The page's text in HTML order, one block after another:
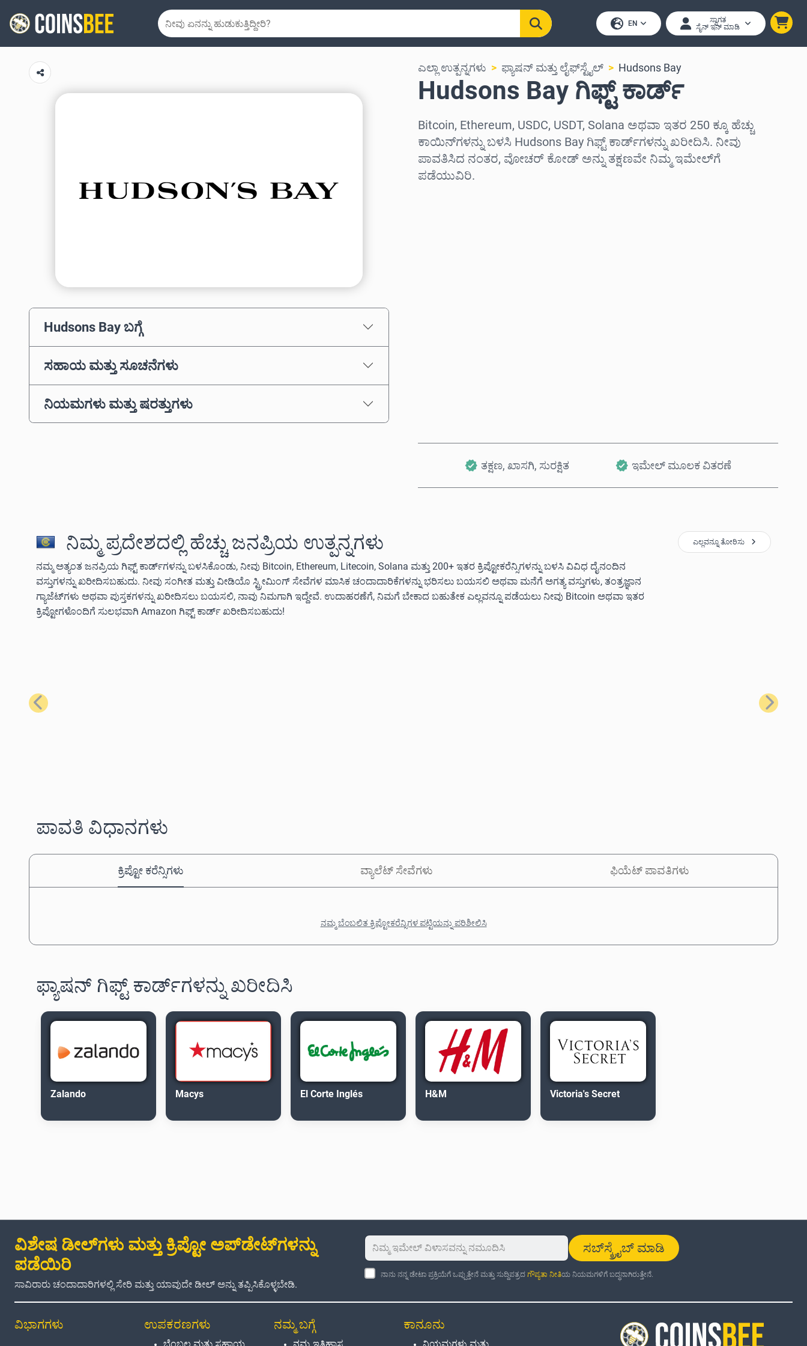
EN
ಸ್ವಾಗತ
ಸೈನ್ ಇನ್ ಮಾಡಿ
Hudsons Bay ಬಗ್ಗೆ
ಸಹಾಯ ಮತ್ತು ಸೂಚನೆಗಳು
ನಿಯಮಗಳು ಮತ್ತು ಷರತ್ತುಗಳು
ಎಲ್ಲಾ ಉತ್ಪನ್ನಗಳು ಫ್ಯಾಷನ್ ಮತ್ತು ಲೈಫ್‌ಸ್ಟೈಲ್ Hudsons Bay
Hudsons Bay ಗಿಫ್ಟ್ ಕಾರ್ಡ್
Bitcoin, Ethereum, USDC, USDT, Solana ಅಥವಾ ಇತರ 250 ಕ್ಕೂ ಹೆಚ್ಚು
ಕಾಯಿನ್‌ಗಳನ್ನು ಬಳಸಿ Hudsons Bay ಗಿಫ್ಟ್ ಕಾರ್ಡ್‌ಗಳನ್ನು ಖರೀದಿಸಿ. ನೀವು
ಪಾವತಿಸಿದ ನಂತರ, ವೋಚರ್ ಕೋಡ್ ಅನ್ನು ತಕ್ಷಣವೇ ನಿಮ್ಮ ಇಮೇಲ್‌ಗೆ
ಪಡೆಯುವಿರಿ.
ತಕ್ಷಣ, ಖಾಸಗಿ, ಸುರಕ್ಷಿತ ಇಮೇಲ್ ಮೂಲಕ ವಿತರಣೆ
ನಿಮ್ಮ ಪ್ರದೇಶದಲ್ಲಿ ಹೆಚ್ಚು ಜನಪ್ರಿಯ ಉತ್ಪನ್ನಗಳು
ನಮ್ಮ ಅತ್ಯಂತ ಜನಪ್ರಿಯ ಗಿಫ್ಟ್ ಕಾರ್ಡ್‌ಗಳನ್ನು ಬಳಸಿಕೊಂಡು, ನೀವು Bitcoin, Ethereum, Litecoin, Solana ಮತ್ತು 200+ ಇತರ ಕ್ರಿಪ್ಟೋಕರೆನ್ಸಿಗಳನ್ನು ಬಳಸಿ ವಿವಿಧ ದೈನಂದಿನ
ವಸ್ತುಗಳನ್ನು ಖರೀದಿಸಬಹುದು. ನೀವು ಸಂಗೀತ ಮತ್ತು ವೀಡಿಯೊ ಸ್ಟ್ರೀಮಿಂಗ್ ಸೇವೆಗಳ ಮಾಸಿಕ ಚಂದಾದಾರಿಕೆಗಳನ್ನು ಭರಿಸಲು ಬಯಸಲಿ ಅಥವಾ ಮನೆಗೆ ಅಗತ್ಯ ವಸ್ತುಗಳು, ತಂತ್ರಜ್ಞಾನ
ಗ್ಯಾಜೆಟ್‌ಗಳು ಅಥವಾ ಪುಸ್ತಕಗಳನ್ನು ಖರೀದಿಸಲು ಬಯಸಲಿ, ನಾವು ನಿಮಗಾಗಿ ಇದ್ದೇವೆ. ಉದಾಹರಣೆಗೆ, ನಿಮಗೆ ಬೇಕಾದ ಬಹುತೇಕ ಎಲ್ಲವನ್ನೂ ಪಡೆಯಲು ನೀವು Bitcoin ಅಥವಾ ಇತರ
ಕ್ರಿಪ್ಟೋಗಳೊಂದಿಗೆ ಸುಲಭವಾಗಿ Amazon ಗಿಫ್ಟ್ ಕಾರ್ಡ್ ಖರೀದಿಸಬಹುದು!
ಎಲ್ಲವನ್ನೂ ತೋರಿಸು
ಹಿಂದಿನದು ಮುಂದಿನದು
ಪಾವತಿ ವಿಧಾನಗಳು
ಕ್ರಿಪ್ಟೋ ಕರೆನ್ಸಿಗಳು ವ್ಯಾಲೆಟ್ ಸೇವೆಗಳು ಫಿಯೆಟ್ ಪಾವತಿಗಳು
ನಮ್ಮ ಬೆಂಬಲಿತ ಕ್ರಿಪ್ಟೋಕರೆನ್ಸಿಗಳ ಪಟ್ಟಿಯನ್ನು ಪರಿಶೀಲಿಸಿ
ಫ್ಯಾಷನ್ ಗಿಫ್ಟ್ ಕಾರ್ಡ್‌ಗಳನ್ನು ಖರೀದಿಸಿ
Zalando Macys El Corte Inglés H&M Victoria's Secret
ವಿಶೇಷ ಡೀಲ್‌ಗಳು ಮತ್ತು ಕ್ರಿಪ್ಟೋ ಅಪ್‌ಡೇಟ್‌ಗಳನ್ನು
ಪಡೆಯಿರಿ
ಸಾವಿರಾರು ಚಂದಾದಾರಿಗಳಲ್ಲಿ ಸೇರಿ ಮತ್ತು ಯಾವುದೇ ಡೀಲ್ ಅನ್ನು ತಪ್ಪಿಸಿಕೊಳ್ಳಬೇಡಿ.
ಸಬ್‌ಸ್ಕ್ರೈಬ್ ಮಾಡಿ
ನಾನು ನನ್ನ ಡೇಟಾ ಪ್ರಕ್ರಿಯೆಗೆ ಒಪ್ಪುತ್ತೇನೆ ಮತ್ತು ಸುದ್ದಿಪತ್ರದ ಗೌಪ್ಯತಾ ನೀತಿಯ ನಿಯಮಗಳಿಗೆ ಬದ್ಧನಾಗಿರುತ್ತೇನೆ.
ವಿಭಾಗಗಳು ಉಪಕರಣಗಳು
ಬೆಂಬಲ ಮತ್ತು ಸಹಾಯ
ನಮ್ಮ ಬಗ್ಗೆ
ನಮ್ಮ ಇತಿಹಾಸ
ಕಾನೂನು
ನಿಯಮಗಳು ಮತ್ತು